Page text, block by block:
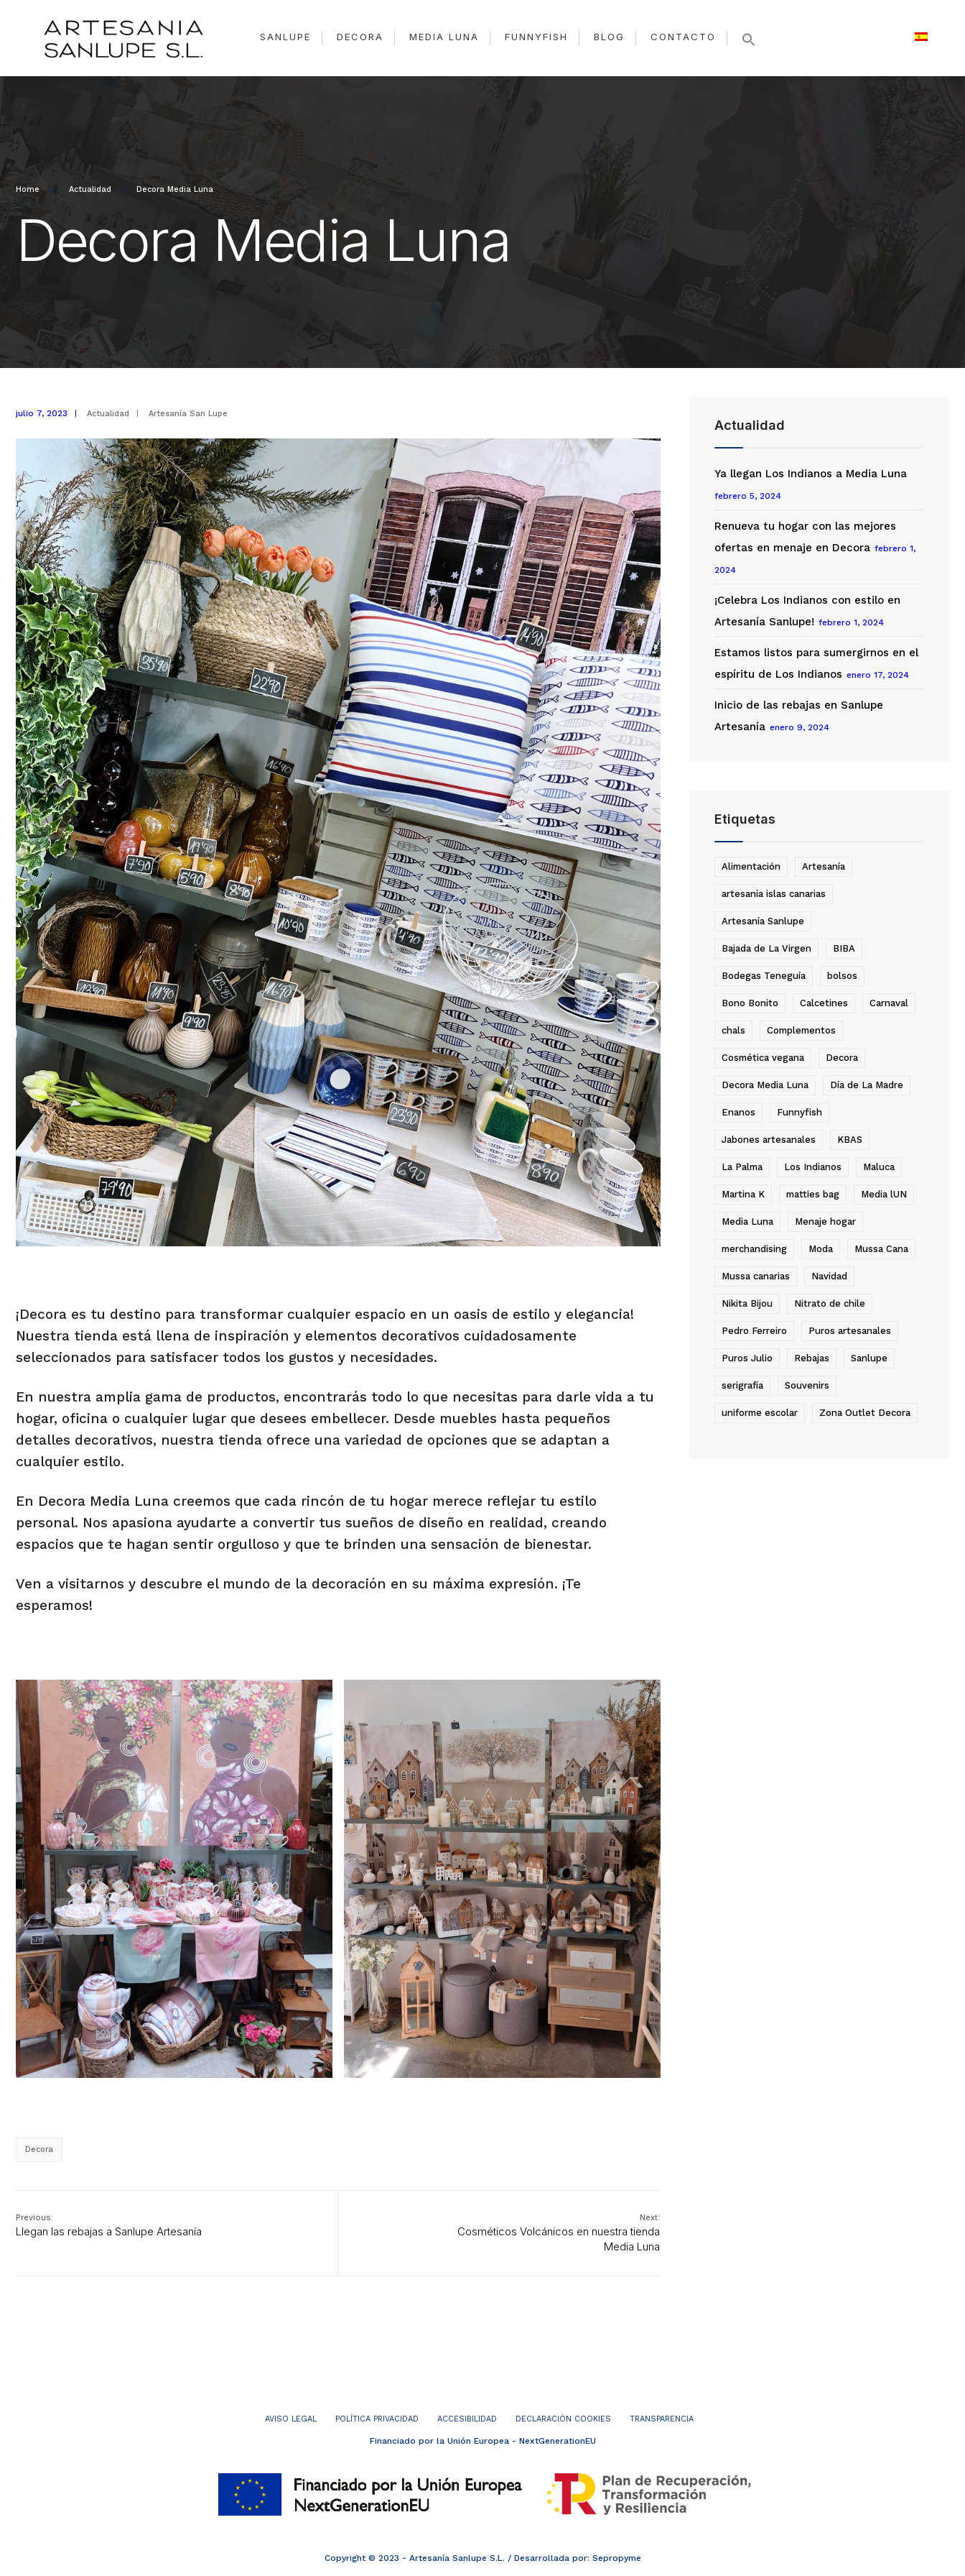
content
SANLUPE DECORA MEDIA LUNA FUNNYFISH BLOG CONTACTO
Home Actualidad Decora Media Luna
Decora Media Luna
julio 7, 2023 Actualidad Artesanía San Lupe
¡Decora es tu destino para transformar cualquier espacio en un oasis de estilo y elegancia!
Nuestra tienda está llena de inspiración y elementos decorativos cuidadosamente
seleccionados para satisfacer todos los gustos y necesidades.
En nuestra amplia gama de productos, encontrarás todo lo que necesitas para darle vida a tu
hogar, oficina o cualquier lugar que desees embellecer. Desde muebles hasta pequeños
detalles decorativos, nuestra tienda ofrece una variedad de opciones que se adaptan a
cualquier estilo.
En Decora Media Luna creemos que cada rincón de tu hogar merece reflejar tu estilo
personal. Nos apasiona ayudarte a convertir tus sueños de diseño en realidad, creando
espacios que te hagan sentir orgulloso y que te brinden una sensación de bienestar.
Ven a visitarnos y descubre el mundo de la decoración en su máxima expresión. ¡Te
esperamos!
Decora
Previous:
Llegan las rebajas a Sanlupe Artesanía
Next:
Cosméticos Volcánicos en nuestra tienda
Media Luna
Actualidad
Ya llegan Los Indianos a Media Luna
febrero 5, 2024
Renueva tu hogar con las mejores
ofertas en menaje en Decora febrero 1,
2024
¡Celebra Los Indianos con estilo en
Artesanía Sanlupe! febrero 1, 2024
Estamos listos para sumergirnos en el
espíritu de Los Indianos enero 17, 2024
Inicio de las rebajas en Sanlupe
Artesanía enero 9, 2024
Etiquetas
Alimentación Artesanía
artesanía islas canarias
Artesanía Sanlupe
Bajada de La Virgen BIBA
Bodegas Teneguía bolsos
Bono Bonito Calcetines Carnaval
chals Complementos
Cosmética vegana Decora
Decora Media Luna Día de La Madre
Enanos Funnyfish
Jabones artesanales KBAS
La Palma Los Indianos Maluca
Martina K matties bag Media lUN
Media Luna Menaje hogar
merchandising Moda Mussa Cana
Mussa canarias Navidad
Nikita Bijou Nitrato de chile
Pedro Ferreiro Puros artesanales
Puros Julio Rebajas Sanlupe
serigrafía Souvenirs
uniforme escolar Zona Outlet Decora
AVISO LEGAL POLÍTICA PRIVACIDAD ACCESIBILIDAD DECLARACIÓN COOKIES TRANSPARENCIA
Financiado por la Unión Europea - NextGenerationEU
Copyright © 2023 - Artesanía Sanlupe S.L. / Desarrollada por: Sepropyme